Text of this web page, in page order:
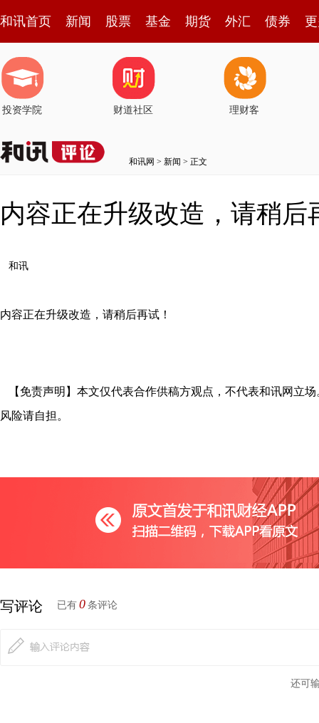
和讯首页 新闻 股票 基金 期货 外汇 债券
投资学院 财道社区 理财客
和讯网 > 新闻 > 正文
内容正在升级改造，请稍后
和讯
内容正在升级改造，请稍后再试！
【免责声明】本文仅代表合作供稿方观点，不代表和讯网立
风险请自担。
写评论 已有 0 条评论
还可